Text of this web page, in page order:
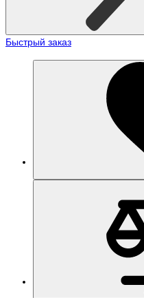
Быстрый заказ